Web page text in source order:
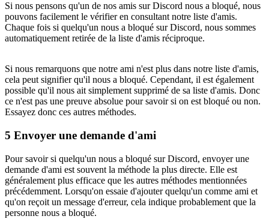
Si nous pensons qu'un de nos amis sur Discord nous a bloqué, nous
pouvons facilement le vérifier en consultant notre liste d'amis.
Chaque fois si quelqu'un nous a bloqué sur Discord, nous sommes
automatiquement retirée de la liste d'amis réciproque.
Si nous remarquons que notre ami n'est plus dans notre liste d'amis,
cela peut signifier qu'il nous a bloqué. Cependant, il est également
possible qu'il nous ait simplement supprimé de sa liste d'amis. Donc
ce n'est pas une preuve absolue pour savoir si on est bloqué ou non.
Essayez donc ces autres méthodes.
5 Envoyer une demande d'ami
Pour savoir si quelqu'un nous a bloqué sur Discord, envoyer une
demande d'ami est souvent la méthode la plus directe. Elle est
généralement plus efficace que les autres méthodes mentionnées
précédemment. Lorsqu'on essaie d'ajouter quelqu'un comme ami et
qu'on reçoit un message d'erreur, cela indique probablement que la
personne nous a bloqué.